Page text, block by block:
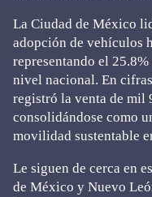
La Ciudad de México
adopción de vehículos
representando el
nivel nacional. En
registró la venta de mil
consolidándose como
movilidad sustentable
Le siguen de cerca en
de México y Nuevo